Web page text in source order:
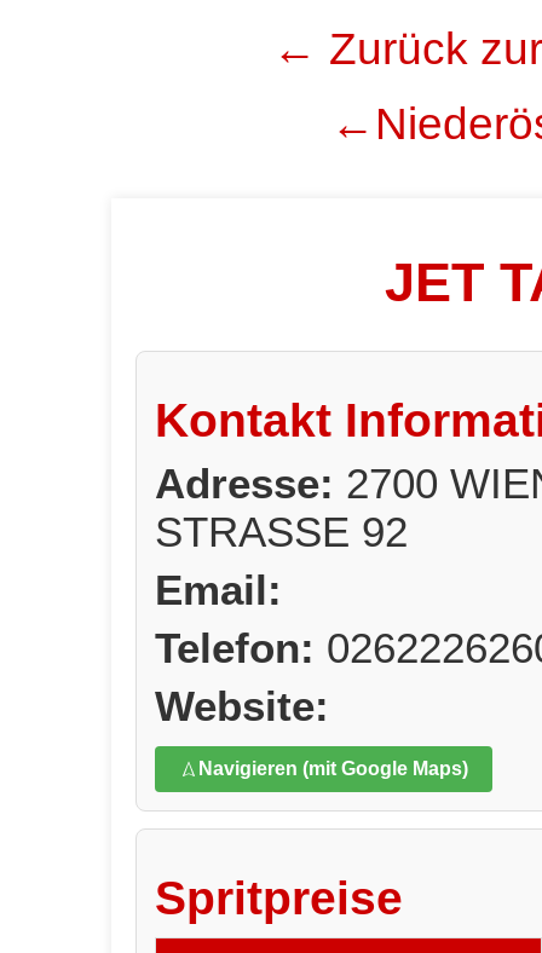
← Zurück
JET
Kontakt
Adresse: 2700
STRASSE 92
Email:
Telefon:
Website:
Navigieren (mit Google Maps)
Spritpreise